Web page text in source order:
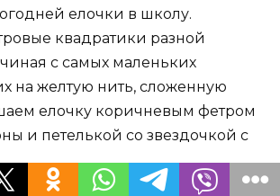
елочки в школу.
квадратики разной
с самых маленьких
на желтую нить, сложенную
елочку коричневым фетром
и петелькой со звездочкой с